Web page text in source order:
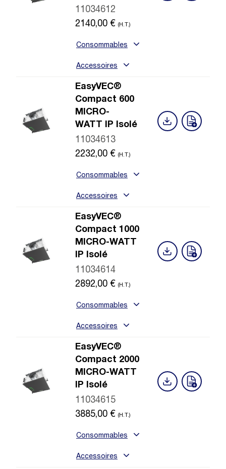
11034612
2140,00 € (H.T.)
Consommables
Accessoires
EasyVEC®
Compact 600
MICRO-
WATT IP Isolé
11034613
2232,00 € (H.T.)
Consommables
Accessoires
EasyVEC®
Compact 1000
MICRO-WATT
IP Isolé
11034614
2892,00 € (H.T.)
Consommables
Accessoires
EasyVEC®
Compact 2000
MICRO-WATT
IP Isolé
11034615
3885,00 € (H.T.)
Consommables
Accessoires